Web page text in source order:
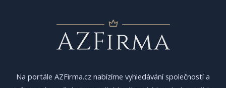
Na portále AZFirma.cz nabízíme vyhledávání společností a